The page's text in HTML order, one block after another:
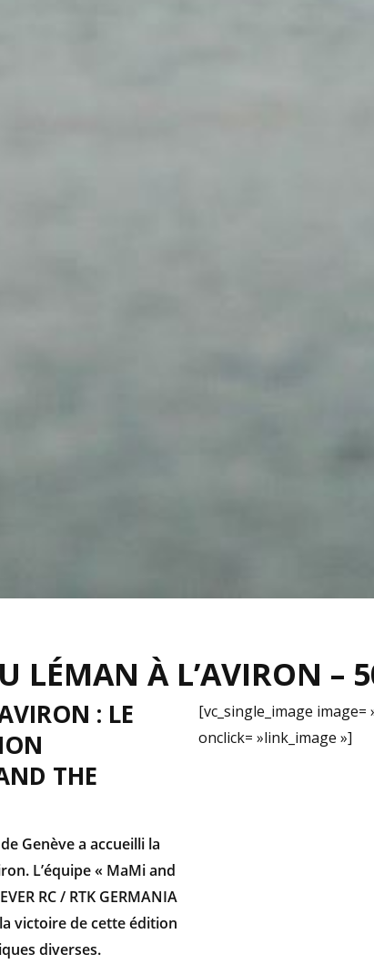
LÉMAN À L’AVIRON –
: LE
THE
Genève a accueilli la
L’équipe « MaMi and
RC / RTK GERMANIA
la victoire de cette édition
diverses.
[vc_single_image image=
onclick= »link_image »]